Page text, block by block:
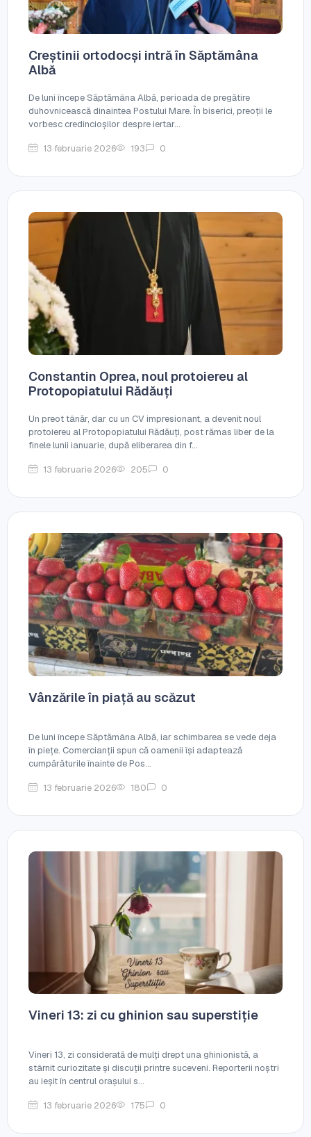
Creștinii ortodocși intră în Săptămâna
Albă
De luni începe Săptămâna Albă, perioada de pregătire
duhovnicească dinaintea Postului Mare. În biserici, preoții le
vorbesc credincioșilor despre iertar...
13 februarie 2026 193 0
Constantin Oprea, noul protoiereu al
Protopopiatului Rădăuți
Un preot tânăr, dar cu un CV impresionant, a devenit noul
protoiereu al Protopopiatului Rădăuți, post rămas liber de la
finele lunii ianuarie, după eliberarea din f...
13 februarie 2026 205 0
Vânzările în piață au scăzut
De luni începe Săptămâna Albă, iar schimbarea se vede deja
în piețe. Comercianții spun că oamenii își adaptează
cumpărăturile înainte de Pos...
13 februarie 2026 180 0
Vineri 13: zi cu ghinion sau superstiție
Vineri 13, zi considerată de mulți drept una ghinionistă, a
stârnit curiozitate și discuții printre suceveni. Reporterii noștri
au ieșit în centrul orașului s...
13 februarie 2026 175 0